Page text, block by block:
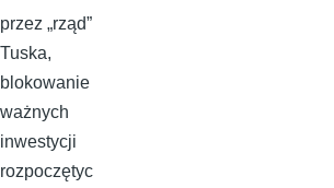
przez „rząd”
Tuska,
blokowanie
ważnych
inwestycji
rozpoczętyc